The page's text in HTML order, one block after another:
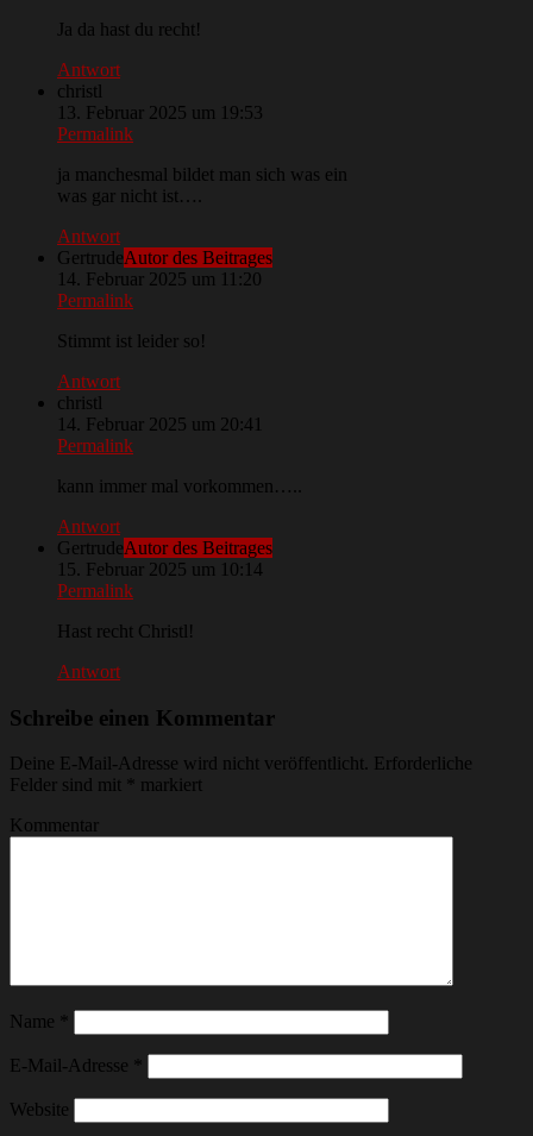
Ja da hast du recht!
Antwort
christl
13. Februar 2025 um 19:53
Permalink
ja manchesmal bildet man sich was ein
was gar nicht ist….
Antwort
GertrudeAutor des Beitrages
14. Februar 2025 um 11:20
Permalink
Stimmt ist leider so!
Antwort
christl
14. Februar 2025 um 20:41
Permalink
kann immer mal vorkommen…..
Antwort
GertrudeAutor des Beitrages
15. Februar 2025 um 10:14
Permalink
Hast recht Christl!
Antwort
Schreibe einen Kommentar
Deine E-Mail-Adresse wird nicht veröffentlicht.
Erforderliche
Felder sind mit
markiert
Kommentar
Name
E-Mail-Adresse
Website